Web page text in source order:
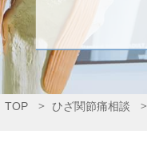
TOP ひざ関節痛相談